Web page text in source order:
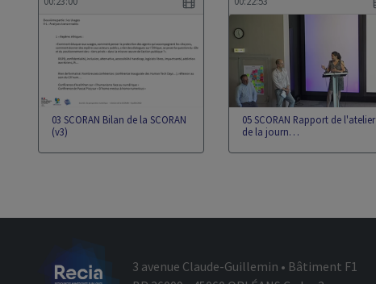
03 SCORAN Bilan de la SCORAN
(v3)
05 SCORAN Rapport de l'atelier
de la journ…
3 avenue Claude-Guillemin • Bâtiment F1